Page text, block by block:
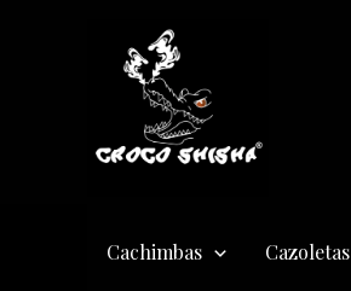
Cachimbas Cazoletas